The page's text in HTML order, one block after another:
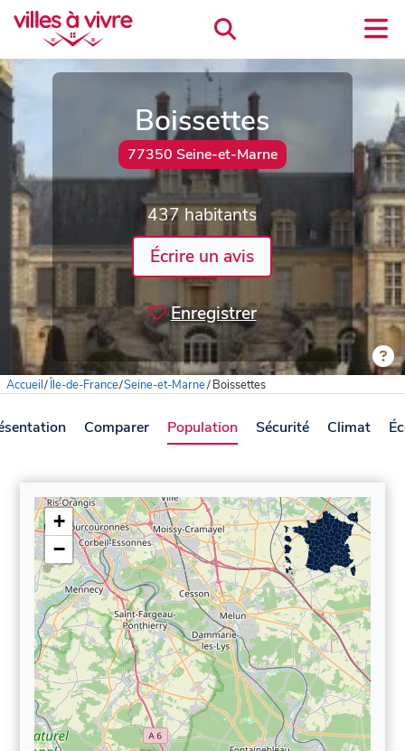
Boissettes
77350 Seine-et-Marne
437 habitants
Écrire un avis
Enregistrer
Accueil/Île-de-France/Seine-et-Marne/Boissettes
Comparer Population Sécurité Climat
+
−